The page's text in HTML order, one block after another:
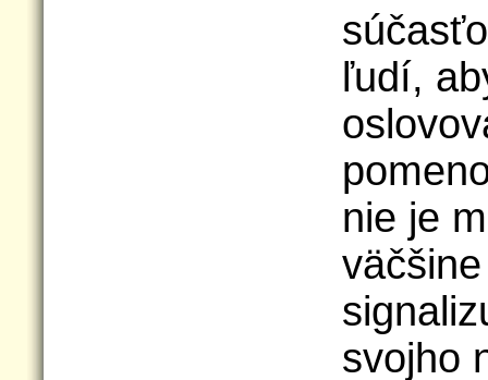
ľudí,
nie je
svojho